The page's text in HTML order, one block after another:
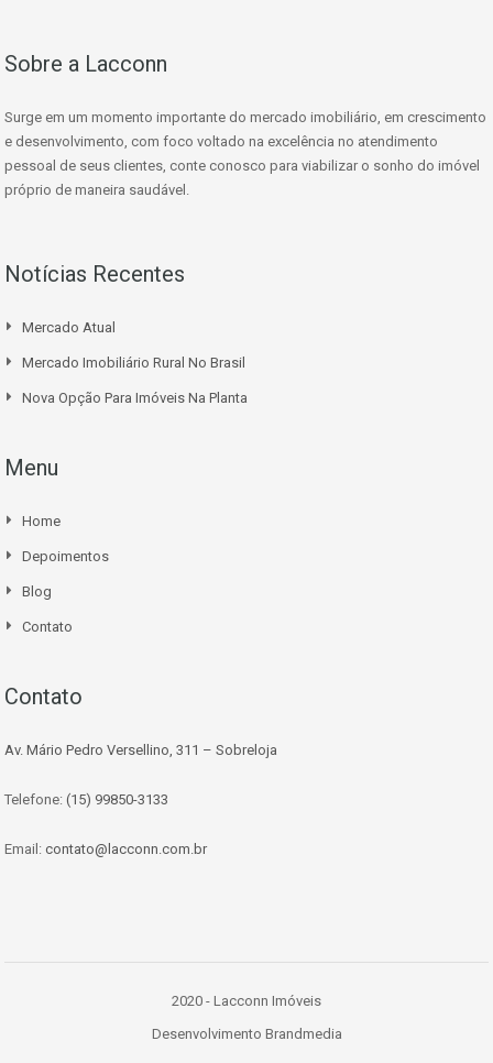
Sobre a Lacconn
Surge em um momento importante do mercado imobiliário, em crescimento
e desenvolvimento, com foco voltado na excelência no atendimento
pessoal de seus clientes, conte conosco para viabilizar o sonho do imóvel
próprio de maneira saudável.
Notícias Recentes
Mercado Atual
Mercado Imobiliário Rural No Brasil
Nova Opção Para Imóveis Na Planta
Menu
Home
Depoimentos
Blog
Contato
Contato
Av. Mário Pedro Versellino, 311 – Sobreloja
Telefone: (15) 99850-3133
Email: contato@lacconn.com.br
2020 - Lacconn Imóveis
Desenvolvimento Brandmedia